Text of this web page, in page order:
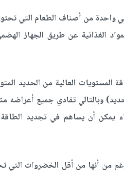
واحدة من أصناف الطعام التي
الغذائية عن طريق الجهاز
المستويات العالية من الحديد
وبالتالي تفادي جميع أعراضه
أن يساهم في تجديد الطاقة
أنها من أقل الخضروات التي